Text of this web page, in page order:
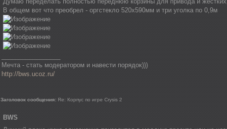
В общем вот что преобрел - оргстекло 520х590мм и три уголка по 0,9м
Мечта - стать модератором и навести порядок)))
http://bws.ucoz.ru/
Заголовок сообщения: Re: Корпус по игре Crysis 2
BWS